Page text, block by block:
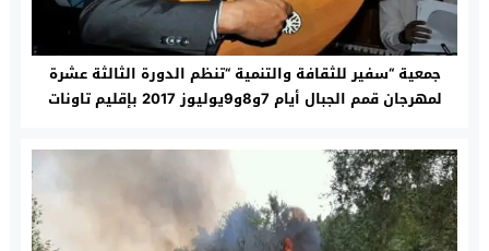
جمعية “سفير للثقافة والتنمية “تنظم الدورة الثالثة عشرة
لمهرجان قمم الجبال أيام 7و8و9يوليوز 2017 بإقليم تاونات